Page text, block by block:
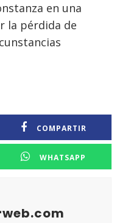
en una
la pérdida de
COMPARTIR
WHATSAPP